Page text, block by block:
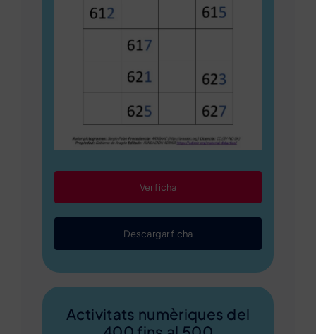
Ver ficha
Descargar ficha
Activitats numèriques del